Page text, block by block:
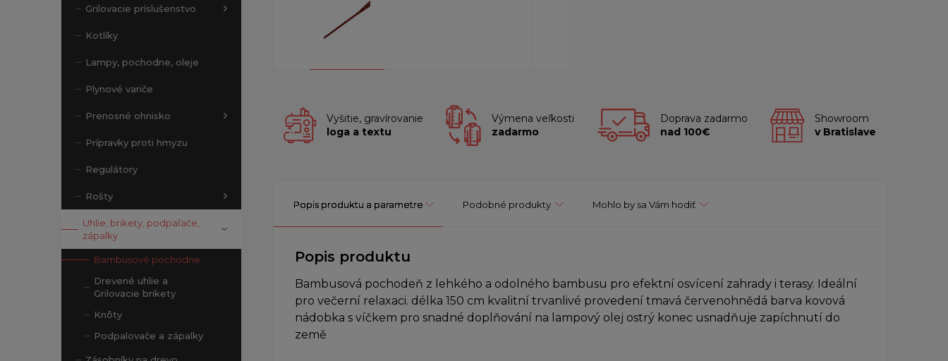
Grilovacie príslušenstvo
Kotlíky
Lampy, pochodne, oleje
Plynové variče
Prenosné ohnisko
Prípravky proti hmyzu
Regulátory
Rošty
Uhlie, brikety, podpaľače,
zápalky
Bambusové pochodne
Drevené uhlie a
Grilovacie brikety
Knôty
Podpalovače a zápalky
Vyšitie, gravírovanie
loga a textu
Výmena veľkosti
zadarmo
Doprava zadarmo
nad 100€
Showroom
v Bratislave
Popis produktu a parametre Podobné produkty Mohlo by sa Vám hodiť
Popis produktu
Bambusová pochodeň z lehkého a odolného bambusu pro efektní osvícení zahrady i terasy. Ideální
pro večerní relaxaci. délka 150 cm kvalitní trvanlivé provedení tmavá červenohnědá barva kovová
nádobka s víčkem pro snadné doplňování na lampový olej ostrý konec usnadňuje zapíchnutí do
země